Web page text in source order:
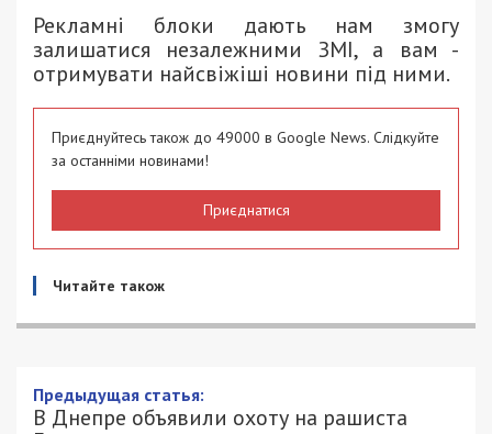
Рекламні блоки дають нам змогу
залишатися незалежними ЗМІ, а вам -
отримувати найсвіжіші новини під ними.
Приєднуйтесь також до 49000 в Google News. Слідкуйте
за останніми новинами!
Приєднатися
Читайте також
Предыдущая статья:
В Днепре объявили охоту на рашиста